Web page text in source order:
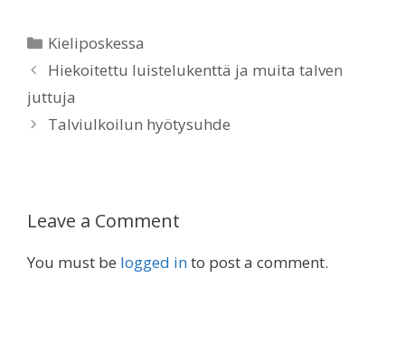
Categories
Kieliposkessa
Hiekoitettu luistelukenttä ja muita talven
juttuja
Talviulkoilun hyötysuhde
Leave a Comment
You must be logged into post a comment.